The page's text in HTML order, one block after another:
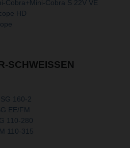
Cobra+Mini-Cobra S 22V VE
HD
SCHWEISSEN
160-2
EE/FM
110-280
110-315